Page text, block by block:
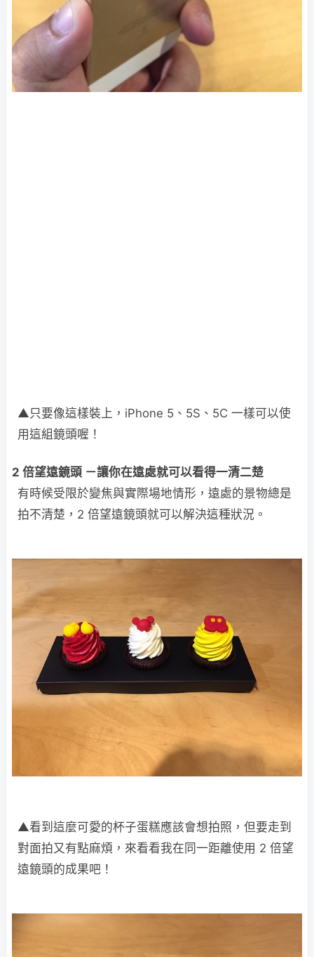
▲只要像這樣裝上，iPhone 5、5S、5C 一樣可以使
用這組鏡頭喔！
2 倍望遠鏡頭 －讓你在遠處就可以看得一清二楚
有時候受限於變焦與實際場地情形，遠處的景物總是
拍不清楚，2 倍望遠鏡頭就可以解決這種狀況。
▲看到這麼可愛的杯子蛋糕應該會想拍照，但要走到
對面拍又有點麻煩，來看看我在同一距離使用 2 倍望
遠鏡頭的成果吧！